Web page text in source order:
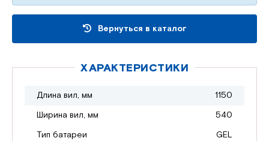
Вернуться в каталог
ХАРАКТЕРИСТИКИ
Длина вил, мм
1150
Ширина вил, мм
540
Тип батареи
GEL